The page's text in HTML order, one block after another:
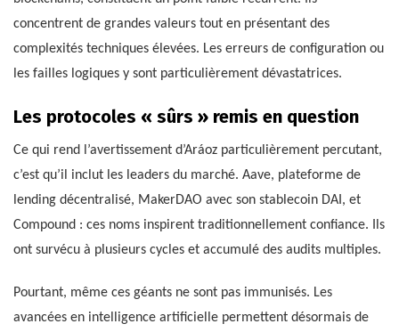
concentrent de grandes valeurs tout en présentant des
complexités techniques élevées. Les erreurs de configuration ou
les failles logiques y sont particulièrement dévastatrices.
Les protocoles « sûrs » remis en question
Ce qui rend l’avertissement d’Aráoz particulièrement percutant,
c’est qu’il inclut les leaders du marché. Aave, plateforme de
lending décentralisé, MakerDAO avec son stablecoin DAI, et
Compound : ces noms inspirent traditionnellement confiance. Ils
ont survécu à plusieurs cycles et accumulé des audits multiples.
Pourtant, même ces géants ne sont pas immunisés. Les
avancées en intelligence artificielle permettent désormais de